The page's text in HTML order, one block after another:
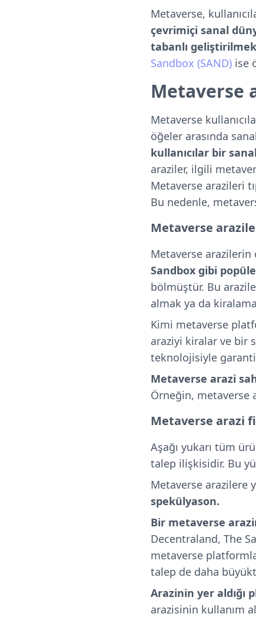
Metaverse,
çevrimiçi sanal
tabanlı
Sandbox (SAND) ise
Metaverse
Metaverse
öğeler arasında
kullanıcılar bir
araziler, ilgili
Metaverse arazileri
Bu nedenle,
Metaverse
Metaverse
Sandbox gibi
bölmüştür. Bu
almak ya da
Kimi metaverse
araziyi kiralar ve bir
teknolojisiyle garanti
Metaverse arazi
Örneğin, metaverse
Metaverse arazi
Aşağı yukarı tüm
talep ilişkisidir. Bu
Metaverse arazilere
spekülyason.
Bir metaverse
Decentraland, The
metaverse
talep de daha
Arazinin yer aldığı
arazisinin kullanım